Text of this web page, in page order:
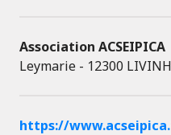
Association ACSEIPICA
Leymarie - 12300
https://